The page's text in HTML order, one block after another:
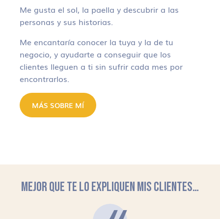
Me gusta el sol, la paella y descubrir a las
personas y sus historias.
Me encantaría conocer la tuya y la de tu
negocio, y ayudarte a conseguir que los
clientes lleguen a ti sin sufrir cada mes por
encontrarlos.
MÁS SOBRE MÍ
MEJOR QUE TE LO EXPLIQUEN MIS CLIENTES…